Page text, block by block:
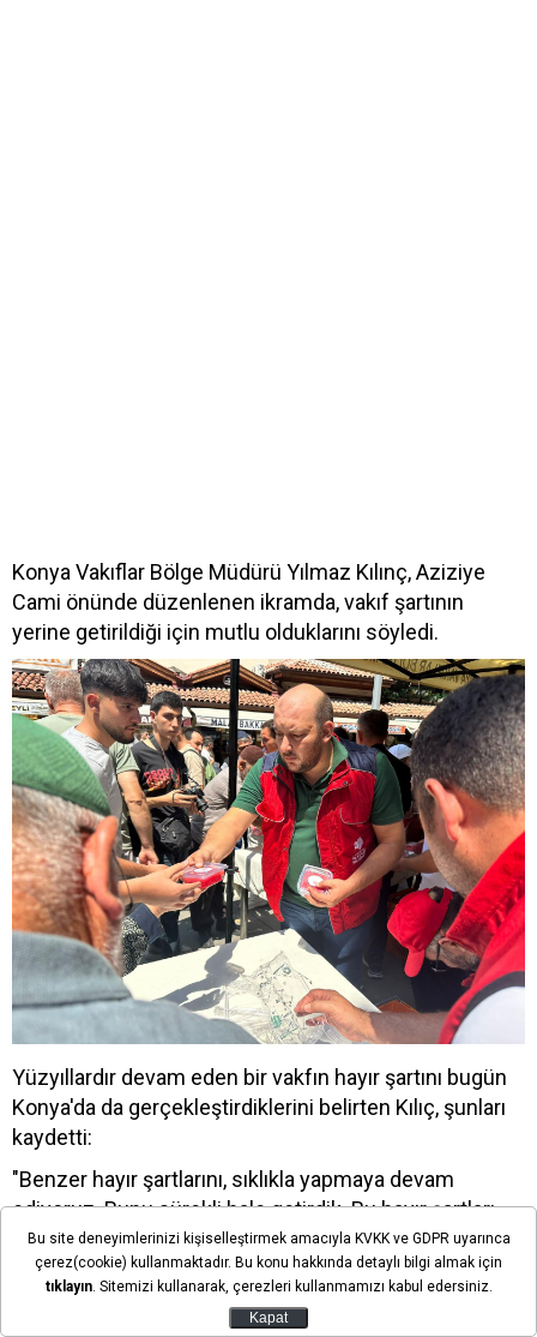
Konya Vakıflar Bölge Müdürü Yılmaz Kılınç, Aziziye
Cami önünde düzenlenen ikramda, vakıf şartının
yerine getirildiği için mutlu olduklarını söyledi.
Yüzyıllardır devam eden bir vakfın hayır şartını bugün
Konya'da da gerçekleştirdiklerini belirten Kılıç, şunları
kaydetti:
"Benzer hayır şartlarını, sıklıkla yapmaya devam
ediyoruz. Bunu sürekli hale getirdik. Bu hayır şartları
şehrimizde, ülkemizde bu şekilde Vakıflar Genel
Müdürlüğümüzün himayelerinde yapılmaya devam
edeceklerdir. Allah vakfın hayır şartını kabul eylesin."
Bu site deneyimlerinizi kişiselleştirmek amacıyla KVKK ve GDPR uyarınca
çerez(cookie) kullanmaktadır. Bu konu hakkında detaylı bilgi almak için
tıklayın. Sitemizi kullanarak, çerezleri kullanmamızı kabul edersiniz.
Kapat